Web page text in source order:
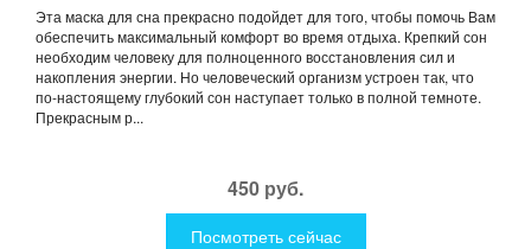
Эта маска для сна прекрасно подойдет для того, чтобы помочь Вам
обеспечить максимальный комфорт во время отдыха. Крепкий сон
необходим человеку для полноценного восстановления сил и
накопления энергии. Но человеческий организм устроен так, что
по-настоящему глубокий сон наступает только в полной темноте.
Прекрасным р...
450 руб.
Посмотреть сейчас